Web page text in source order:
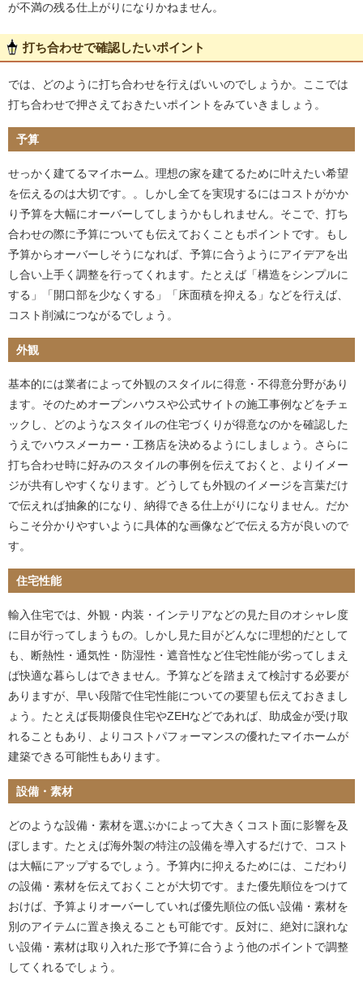
が不満の残る仕上がりになりかねません。
打ち合わせで確認したいポイント
では、どのように打ち合わせを行えばいいのでしょうか。ここでは
打ち合わせで押さえておきたいポイントをみていきましょう。
予算
せっかく建てるマイホーム。理想の家を建てるために叶えたい希望
を伝えるのは大切です。。しかし全てを実現するにはコストがかか
り予算を大幅にオーバーしてしまうかもしれません。そこで、打ち
合わせの際に予算についても伝えておくこともポイントです。もし
予算からオーバーしそうになれば、予算に合うようにアイデアを出
し合い上手く調整を行ってくれます。たとえば「構造をシンプルに
する」「開口部を少なくする」「床面積を抑える」などを行えば、
コスト削減につながるでしょう。
外観
基本的には業者によって外観のスタイルに得意・不得意分野があり
ます。そのためオープンハウスや公式サイトの施工事例などをチェ
ックし、どのようなスタイルの住宅づくりが得意なのかを確認した
うえでハウスメーカー・工務店を決めるようにしましょう。さらに
打ち合わせ時に好みのスタイルの事例を伝えておくと、よりイメー
ジが共有しやすくなります。どうしても外観のイメージを言葉だけ
で伝えれば抽象的になり、納得できる仕上がりになりません。だか
らこそ分かりやすいように具体的な画像などで伝える方が良いので
す。
住宅性能
輸入住宅では、外観・内装・インテリアなどの見た目のオシャレ度
に目が行ってしまうもの。しかし見た目がどんなに理想的だとして
も、断熱性・通気性・防湿性・遮音性など住宅性能が劣ってしまえ
ば快適な暮らしはできません。予算などを踏まえて検討する必要が
ありますが、早い段階で住宅性能についての要望も伝えておきまし
ょう。たとえば長期優良住宅やZEHなどであれば、助成金が受け取
れることもあり、よりコストパフォーマンスの優れたマイホームが
建築できる可能性もあります。
設備・素材
どのような設備・素材を選ぶかによって大きくコスト面に影響を及
ぼします。たとえば海外製の特注の設備を導入するだけで、コスト
は大幅にアップするでしょう。予算内に抑えるためには、こだわり
の設備・素材を伝えておくことが大切です。また優先順位をつけて
おけば、予算よりオーバーしていれば優先順位の低い設備・素材を
別のアイテムに置き換えることも可能です。反対に、絶対に譲れな
い設備・素材は取り入れた形で予算に合うよう他のポイントで調整
してくれるでしょう。